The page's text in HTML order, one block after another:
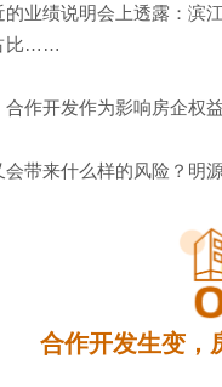
业绩说明会上透露：
比……
作开发作为影响房企权
带来什么样的风险？明
合作开发生变，